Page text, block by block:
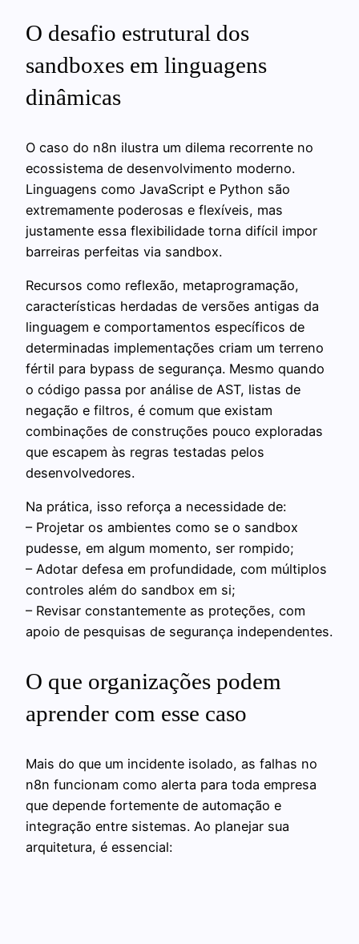
O desafio estrutural dos
sandboxes em linguagens
dinâmicas
O caso do n8n ilustra um dilema recorrente no
ecossistema de desenvolvimento moderno.
Linguagens como JavaScript e Python são
extremamente poderosas e flexíveis, mas
justamente essa flexibilidade torna difícil impor
barreiras perfeitas via sandbox.
Recursos como reflexão, metaprogramação,
características herdadas de versões antigas da
linguagem e comportamentos específicos de
determinadas implementações criam um terreno
fértil para bypass de segurança. Mesmo quando
o código passa por análise de AST, listas de
negação e filtros, é comum que existam
combinações de construções pouco exploradas
que escapem às regras testadas pelos
desenvolvedores.
Na prática, isso reforça a necessidade de:
– Projetar os ambientes como se o sandbox
pudesse, em algum momento, ser rompido;
– Adotar defesa em profundidade, com múltiplos
controles além do sandbox em si;
– Revisar constantemente as proteções, com
apoio de pesquisas de segurança independentes.
O que organizações podem
aprender com esse caso
Mais do que um incidente isolado, as falhas no
n8n funcionam como alerta para toda empresa
que depende fortemente de automação e
integração entre sistemas. Ao planejar sua
arquitetura, é essencial: